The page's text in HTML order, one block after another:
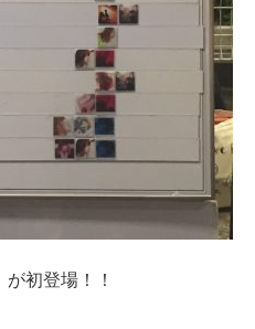
が初登場！！